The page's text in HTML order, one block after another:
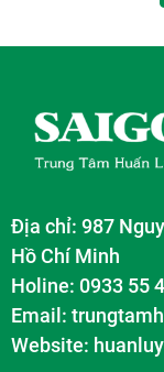
Địa chỉ: 987
Hồ Chí Minh
Holine: 0933 55
Email:
Website: